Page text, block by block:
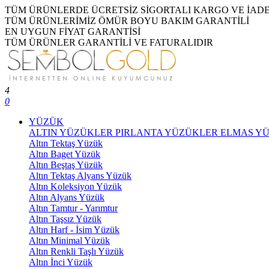
TÜM ÜRÜNLERDE ÜCRETSİZ SİGORTALI KARGO VE İADE
TÜM ÜRÜNLERİMİZ ÖMÜR BOYU BAKIM GARANTİLİ
EN UYGUN FİYAT GARANTİSİ
TÜM ÜRÜNLER GARANTİLİ VE FATURALIDIR
4
0
YÜZÜK
ALTIN YÜZÜKLER PIRLANTA YÜZÜKLER ELMAS
Altın Tektaş Yüzük
Altın Baget Yüzük
Altın Beştaş Yüzük
Altın Tektaş Alyans Yüzük
Altın Koleksiyon Yüzük
Altın Alyans Yüzük
Altın Tamtur - Yarımtur
Altın Taşsız Yüzük
Altın Harf - İsim Yüzük
Altın Minimal Yüzük
Altın Renkli Taşlı Yüzük
Altın İnci Yüzük